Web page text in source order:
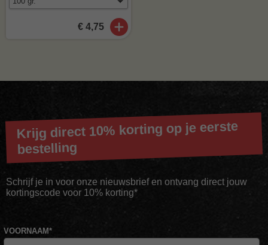
€ 4,75
Krijg direct 10% korting op je eerste
bestelling
Schrijf je in voor onze nieuwsbrief en ontvang direct jouw
kortingscode voor 10% korting*
VOORNAAM*